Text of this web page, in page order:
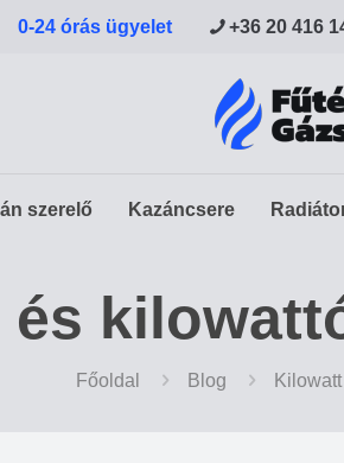
0-24 órás ügyelet +36 20 416
szerelő Kazáncsere
Főoldal Blog